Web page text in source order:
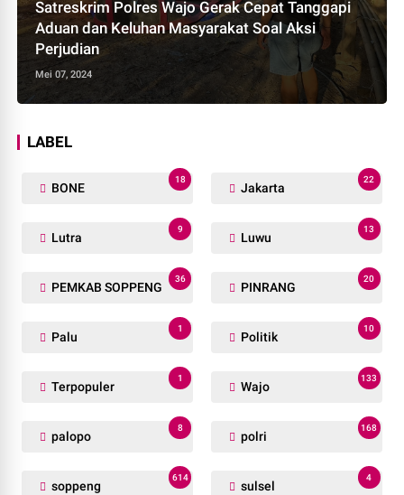
Satreskrim Polres Wajo Gerak Cepat Tanggapi
Aduan dan Keluhan Masyarakat Soal Aksi
Perjudian
Mei 07, 2024
LABEL
BONE
18
Jakarta
22
Lutra
9
Luwu
13
PEMKAB SOPPENG
36
PINRANG
20
Palu
1
Politik
10
Terpopuler
1
Wajo
133
palopo
8
polri
168
soppeng
614
sulsel
4